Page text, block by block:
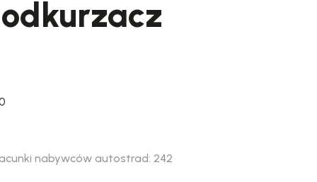
nabywców autostrad: 242